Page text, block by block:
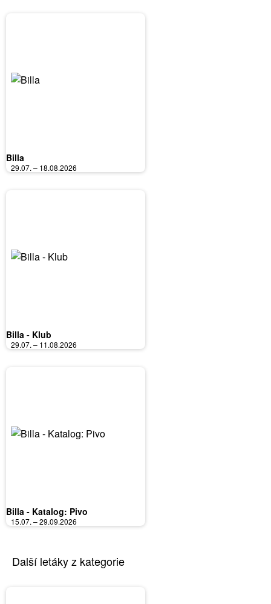
Billa
29.07. – 18.08.2026
Billa - Klub
29.07. – 11.08.2026
Billa - Katalog: Pivo
15.07. – 29.09.2026
Další letáky z kategorie